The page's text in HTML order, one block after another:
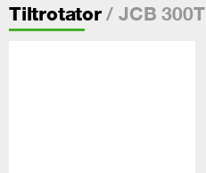
Tiltrotator/ JCB 300T